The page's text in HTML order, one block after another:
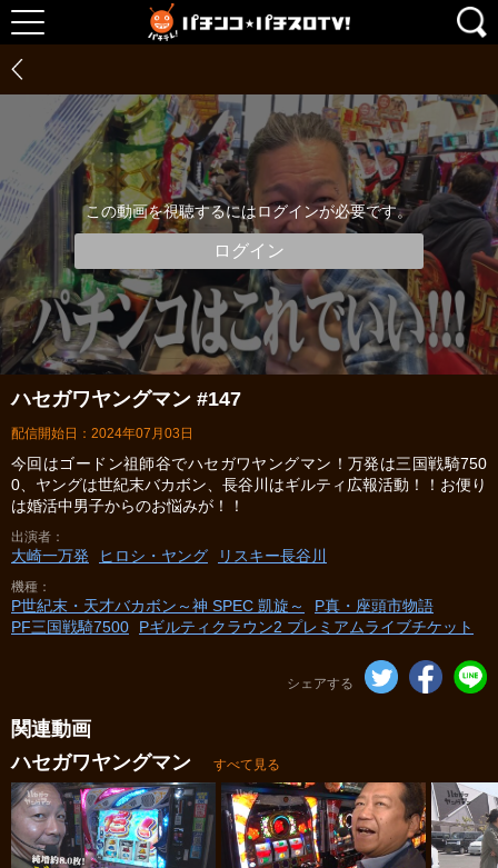
この動画を視聴するにはログインが必要です。
ログイン
ハセガワヤングマン #147
配信開始日：2024年07月03日
今回はゴードン祖師谷でハセガワヤングマン！万発は三国戦騎750
0、ヤングは世紀末バカボン、長谷川はギルティ広報活動！！お便り
は婚活中男子からのお悩みが！！
出演者
大崎一万発 ヒロシ・ヤング リスキー長谷川
機種
P世紀末・天才バカボン～神 SPEC 凱旋～
P真・座頭市物語
PF三国戦騎7500
Pギルティクラウン2 プレミアムライブチケット
シェアする
関連動画
ハセガワヤングマン
すべて見る